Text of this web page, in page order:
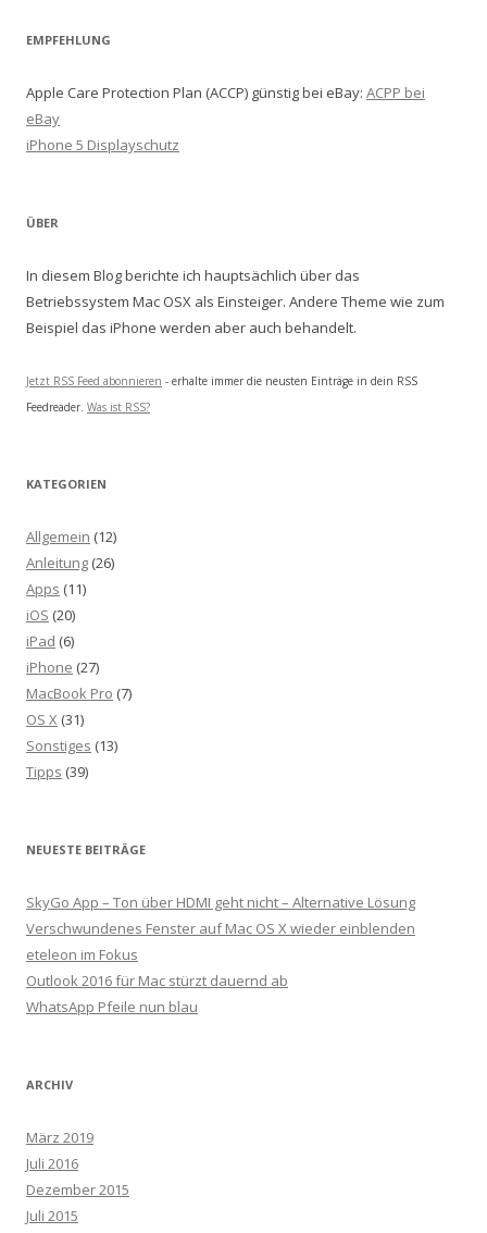
EMPFEHLUNG
Apple Care Protection Plan (ACCP) günstig bei eBay: ACPP bei
eBay
iPhone 5 Displayschutz
ÜBER
In diesem Blog berichte ich hauptsächlich über das
Betriebssystem Mac OSX als Einsteiger. Andere Theme wie zum
Beispiel das iPhone werden aber auch behandelt.
Jetzt RSS Feed abonnieren - erhalte immer die neusten Einträge in dein RSS
Feedreader. Was ist RSS?
KATEGORIEN
Allgemein (12)
Anleitung (26)
Apps (11)
iOS (20)
iPad (6)
iPhone (27)
MacBook Pro (7)
OS X (31)
Sonstiges (13)
Tipps (39)
NEUESTE BEITRÄGE
SkyGo App – Ton über HDMI geht nicht – Alternative Lösung
Verschwundenes Fenster auf Mac OS X wieder einblenden
eteleon im Fokus
Outlook 2016 für Mac stürzt dauernd ab
WhatsApp Pfeile nun blau
ARCHIV
März 2019
Juli 2016
Dezember 2015
Juli 2015